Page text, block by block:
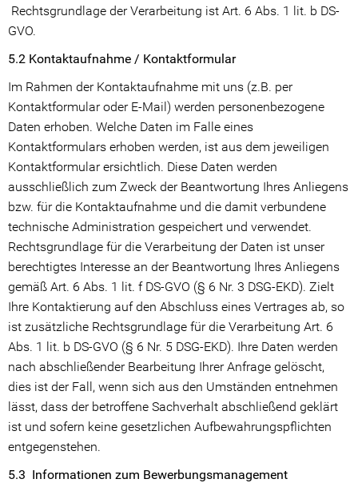
Rechtsgrundlage der Verarbeitung ist Art. 6 Abs. 1 lit. b DS-
GVO.
5.2 Kontaktaufnahme / Kontaktformular
Im Rahmen der Kontaktaufnahme mit uns (z.B. per
Kontaktformular oder E-Mail) werden personenbezogene
Daten erhoben. Welche Daten im Falle eines
Kontaktformulars erhoben werden, ist aus dem jeweiligen
Kontaktformular ersichtlich. Diese Daten werden
ausschließlich zum Zweck der Beantwortung Ihres Anliegens
bzw. für die Kontaktaufnahme und die damit verbundene
technische Administration gespeichert und verwendet.
Rechtsgrundlage für die Verarbeitung der Daten ist unser
berechtigtes Interesse an der Beantwortung Ihres Anliegens
gemäß Art. 6 Abs. 1 lit. f DS-GVO (§ 6 Nr. 3 DSG-EKD). Zielt
Ihre Kontaktierung auf den Abschluss eines Vertrages ab, so
ist zusätzliche Rechtsgrundlage für die Verarbeitung Art. 6
Abs. 1 lit. b DS-GVO (§ 6 Nr. 5 DSG-EKD). Ihre Daten werden
nach abschließender Bearbeitung Ihrer Anfrage gelöscht,
dies ist der Fall, wenn sich aus den Umständen entnehmen
lässt, dass der betroffene Sachverhalt abschließend geklärt
ist und sofern keine gesetzlichen Aufbewahrungspflichten
entgegenstehen.
5.3 Informationen zum Bewerbungsmanagement